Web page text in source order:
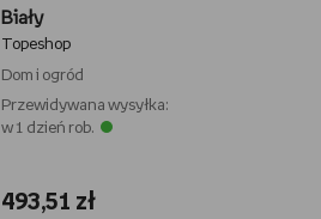
Biały
Topeshop
Dom i ogród
Przewidywana wysyłka:
w 1 dzień rob.
493,51 zł